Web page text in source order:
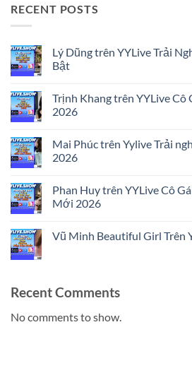
RECENT POSTS
Lý Dũng trên YYLive Trải
Bật
on
Lý
Dũng
Trải
Nghiệm
Livestream
Trịnh Khang trên YYLive Cô
2026
on
Trịnh
Khang
Cô
Gái
Đẹp
Nghiệm
Mai Phúc trên Yylive Trải
2026
on
Mai
Phúc
Trải
2026
Phan Huy trên YYLive Cô
Mới 2026
on
Gái
Đẹp
Ấn
Vũ Minh Beautiful Girl Trên
Minh
Beautiful
Trên
YYLive
Recent Comments
No comments to show.